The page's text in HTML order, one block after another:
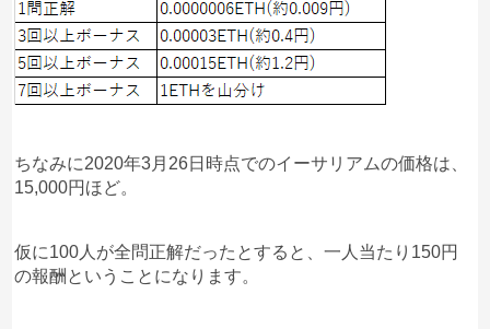
ちなみに2020年3月26日時点でのイーサリアムの価格は、
15,000円ほど。
仮に100人が全問正解だったとすると、一人当たり150円
の報酬ということになります。